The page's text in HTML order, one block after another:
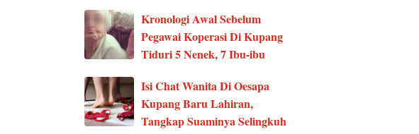
Kronologi Awal Sebelum
Pegawai Koperasi Di Kupang
Tiduri 5 Nenek, 7 Ibu-ibu
Isi Chat Wanita Di Oesapa
Kupang Baru Lahiran,
Tangkap Suaminya Selingkuh